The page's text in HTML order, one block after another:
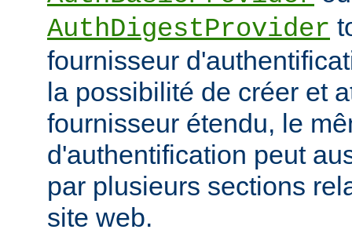
AuthDigestProvider
fournisseur
la possibilité de créer et
fournisseur étendu, le
d'authentification peut
par plusieurs sections
site web.